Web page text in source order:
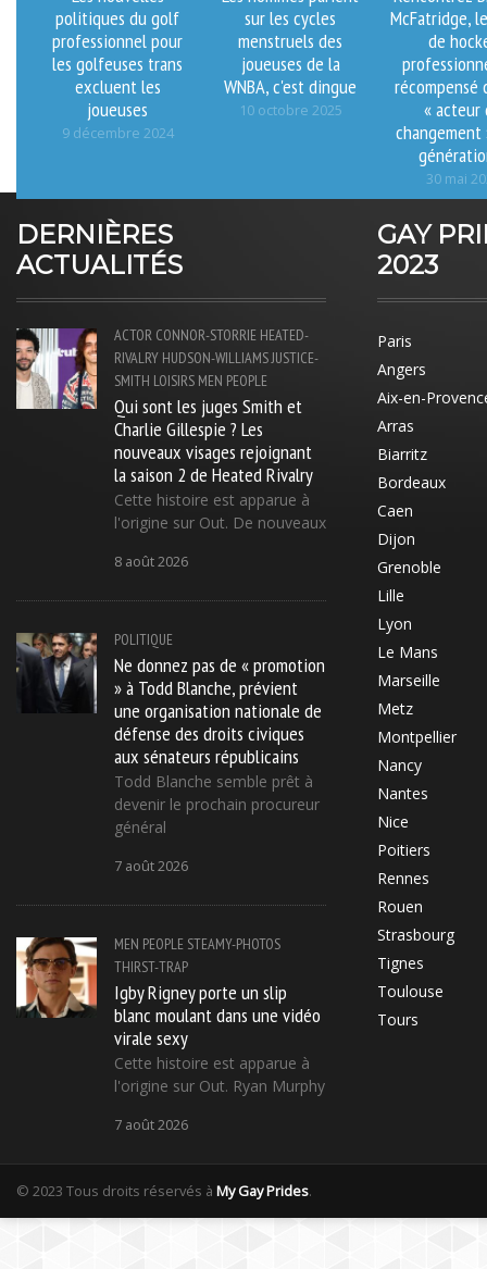
politiques du golf
professionnel pour
les golfeuses trans
excluent les
joueuses
9 décembre 2024
sur les cycles
menstruels des
joueuses de la
WNBA, c'est dingue
10 octobre 2025
McFatridge,
de
récompensé
« acteur
changement
30 mai
DERNIÈRES
ACTUALITÉS
ACTOR CONNOR-STORRIE HEATED-
RIVALRY HUDSON-WILLIAMSJUSTICE-
SMITH LOISIRS MEN PEOPLE
Qui sont les juges Smith et
Charlie Gillespie ? Les
nouveaux visages rejoignant
la saison 2 de Heated Rivalry
Cette histoire est apparue à
l'origine sur Out. De nouveaux
8 août 2026
POLITIQUE
Ne donnez pas de « promotion
» à Todd Blanche, prévient
une organisation nationale de
défense des droits civiques
aux sénateurs républicains
Todd Blanche semble prêt à
devenir le prochain procureur
général
7 août 2026
MEN PEOPLE STEAMY-PHOTOS
THIRST-TRAP
Igby Rigney porte un slip
blanc moulant dans une vidéo
virale sexy
Cette histoire est apparue à
l'origine sur Out. Ryan Murphy
7 août 2026
GAY
2023
Paris
Angers
Aix-en-
Arras
Biarritz
Bordeaux
Caen
Dijon
Grenoble
Lille
Lyon
Le Mans
Marseille
Metz
Montpellier
Nancy
Nantes
Nice
Poitiers
Rennes
Rouen
Strasbourg
Tignes
Toulouse
Tours
© 2023 Tous droits réservés à My Gay Prides.